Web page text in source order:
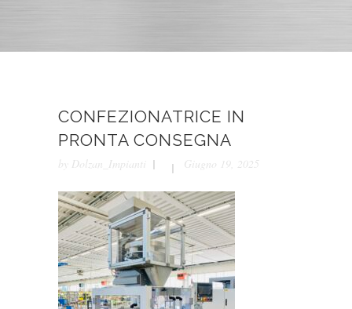
CONFEZIONATRICE IN
PRONTA CONSEGNA
by Dolzan_Impianti Giugno 19, 2025